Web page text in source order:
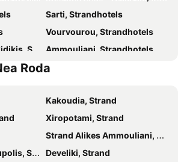
Hotel Sarandos
TRINITY THE HOTEL
Hotel Kari
Pension Karvounoskala
Sarti, Strandhotels
Vourvourou, Strandhotels
Ammouliani, Strandhotels
Polygyros, Strandhotels
Nea Vrasna, Strandhotels
Ierissos, Strandhotels
Paradissos, Strandhotels
Paralia Ofriniou, Strandhotels
Roda
Kakoudia, Strand
Xiropotami, Strand
Strand Alikes Ammouliani, Strand
Strand
Develiki, Strand